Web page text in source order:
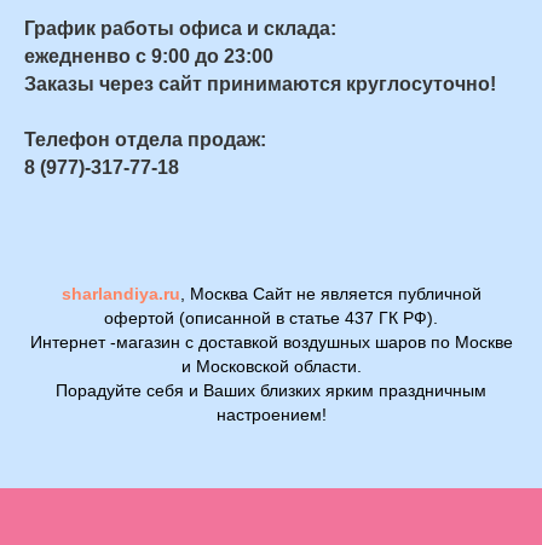
График работы офиса и склада:
ежедненво с 9:00 до 23:00
Заказы через сайт принимаются круглосуточно!
Телефон отдела продаж:
8 (977)-317-77-18
sharlandiya.ru, Москва Сайт не является публичной
офертой (описанной в статье 437 ГК РФ).
Интернет -магазин с доставкой воздушных шаров по Москве
и Московской области.
Порадуйте себя и Ваших близких ярким праздничным
настроением!